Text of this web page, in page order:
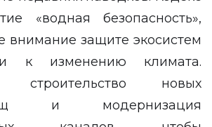
«водная безопасность»,
внимание защите экосистем
к изменению климата.
строительство новых
и модернизация